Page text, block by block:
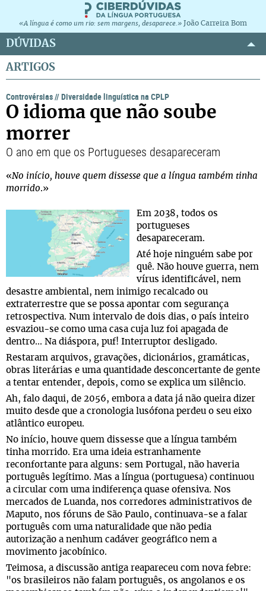
«A língua é como um rio: sem margens, desaparece.» João Carreira Bom
DÚVIDAS
ARTIGOS
Controvérsias//Diversidade linguística na CPLP
O idioma que não soube
morrer
O ano em que os Portugueses desapareceram
«No início, houve quem dissesse que a língua também tinha
morrido.»
Em 2038, todos os
portugueses
desapareceram.
Até hoje ninguém sabe por
quê. Não houve guerra, nem
vírus identificável, nem
desastre ambiental, nem inimigo recalcado ou
extraterrestre que se possa apontar com segurança
retrospectiva. Num intervalo de dois dias, o país inteiro
esvaziou-se como uma casa cuja luz foi apagada de
dentro... Na diáspora, puf! Interruptor desligado.
Restaram arquivos, gravações, dicionários, gramáticas,
obras literárias e uma quantidade desconcertante de gente
a tentar entender, depois, como se explica um silêncio.
Ah, falo daqui, de 2056, embora a data já não queira dizer
muito desde que a cronologia lusófona perdeu o seu eixo
atlântico europeu.
No início, houve quem dissesse que a língua também
tinha morrido. Era uma ideia estranhamente
reconfortante para alguns: sem Portugal, não haveria
português legítimo. Mas a língua (portuguesa) continuou
a circular com uma indiferença quase ofensiva. Nos
mercados de Luanda, nos corredores administrativos de
Maputo, nos fóruns de São Paulo, continuava-se a falar
português com uma naturalidade que não pedia
autorização a nenhum cadáver geográfico nem a
movimento jacobínico.
Teimosa, a discussão antiga reapareceu com nova febre:
"os brasileiros não falam português, os angolanos e os